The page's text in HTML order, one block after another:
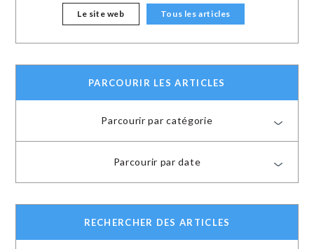
Le site web Tous les articles
PARCOURIR LES ARTICLES
Parcourir par catégorie
Parcourir par date
RECHERCHER DES ARTICLES